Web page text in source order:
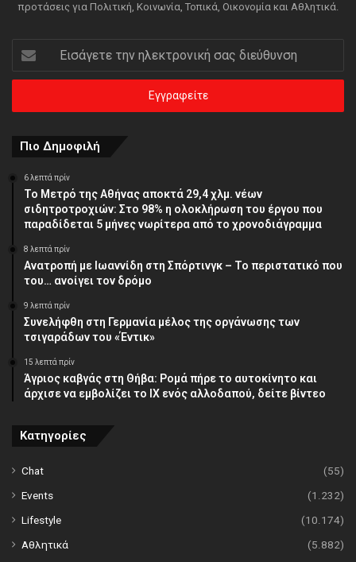
προτάσεις για Πολιτική, Κοινωνία, Τοπικά, Οικονομία και Αθλητικά.
Εισάγετε
την
ηλεκτρονική
διεύθυνση
Πιο Δημοφιλή
6 λεπτά πρίν
Το Μετρό της Αθήνας αποκτά 29,4 χλμ. νέων
σιδητροτροχιών: Στο 98% η ολοκλήρωση του έργου που
παραδίδεται 5 μήνες νωρίτερα από το χρονοδιάγραμμα
8 λεπτά πρίν
Ανατροπή με Ιωαννίδη στη Σπόρτινγκ – Το περιστατικό που
του… ανοίγει τον δρόμο
9 λεπτά πρίν
Συνελήφθη στη Γερμανία μέλος της οργάνωσης των
τσιγαράδων του «Έντικ»
15 λεπτά πρίν
Άγριος καβγάς στη Θήβα: Ρομά πήρε το αυτοκίνητο και
άρχισε να εμβολίζει το ΙΧ ενός αλλοδαπού, δείτε βίντεο
Κατηγορίες
Chat
(55)
Events
(1.232)
Lifestyle
(10.174)
Αθλητικά
(5.882)